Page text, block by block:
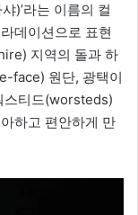
)’라는 이름의 컬
데이션으로 표현
지역의 돌과 하
face) 원단, 광택이
스티드(worsteds)
하고 편안하게 만